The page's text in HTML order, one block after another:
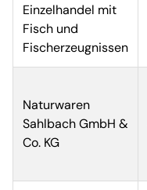
Einzelhandel mit
Fisch und
Fischerzeugnissen
Naturwaren
Sahlbach GmbH &
Co. KG